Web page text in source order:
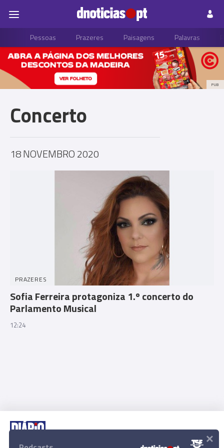
Pessoas Prazeres Paisagens Palavras
PUB
Concerto
18 NOVEMBRO 2020
PRAZERES
Sofia Ferreira protagoniza 1.º concerto do
Parlamento Musical
12:24
×